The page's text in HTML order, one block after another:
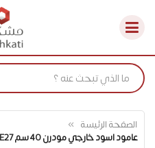
الصفحة الرئيسة
عامود اسود خارجي مودرن 40 سم E27 فومجالي - ايطالي